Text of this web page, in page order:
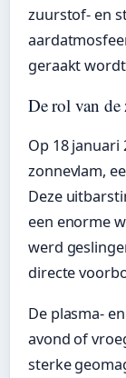
zuurstof- en
geraakt
De rol van de
Op 18 januari
zonnevlam,
Deze
een enorme
werd
directe
De plasma-
avond of
sterke